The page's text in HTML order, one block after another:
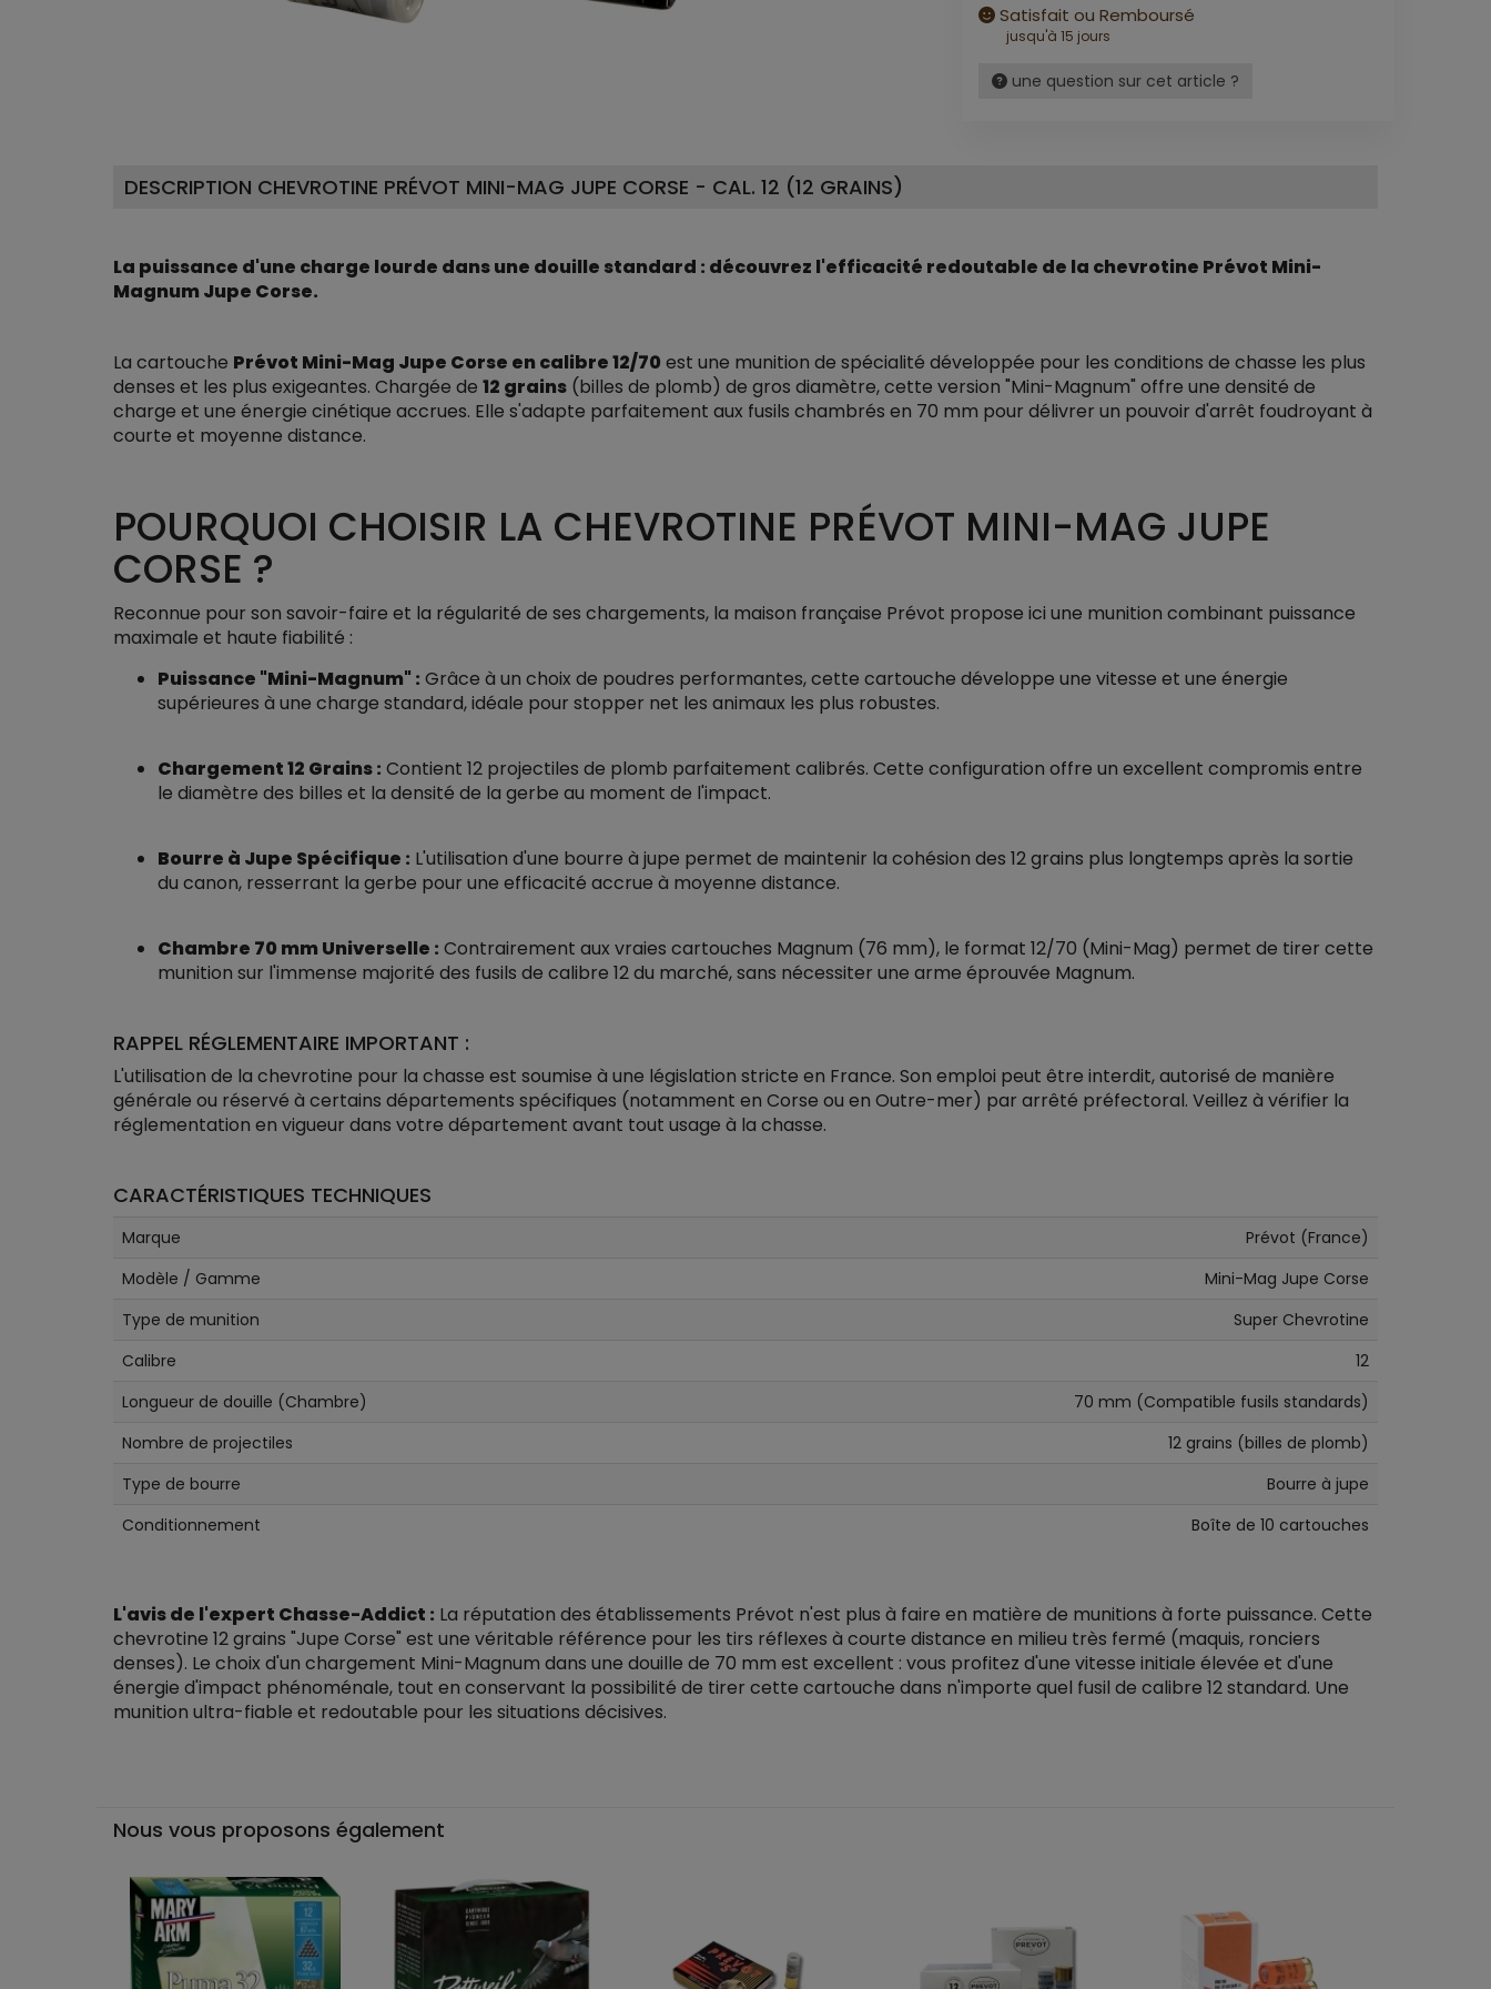
Satisfait ou Remboursé
jusqu'à 15 jours
une question sur cet article ?
DESCRIPTION CHEVROTINE PRÉVOT MINI-MAG JUPE CORSE - CAL. 12 (12 GRAINS)
La puissance d'une charge lourde dans une douille standard : découvrez l'efficacité redoutable de la chevrotine Prévot Mini-
Magnum Jupe Corse.
La cartouche Prévot Mini-Mag Jupe Corse en calibre 12/70 est une munition de spécialité développée pour les conditions de chasse les plus
denses et les plus exigeantes. Chargée de 12 grains (billes de plomb) de gros diamètre, cette version "Mini-Magnum" offre une densité de
charge et une énergie cinétique accrues. Elle s'adapte parfaitement aux fusils chambrés en 70 mm pour délivrer un pouvoir d'arrêt foudroyant à
courte et moyenne distance.
POURQUOI CHOISIR LA CHEVROTINE PRÉVOT MINI-MAG JUPE
CORSE ?
Reconnue pour son savoir-faire et la régularité de ses chargements, la maison française Prévot propose ici une munition combinant puissance
maximale et haute fiabilité :
Puissance "Mini-Magnum" : Grâce à un choix de poudres performantes, cette cartouche développe une vitesse et une énergie
supérieures à une charge standard, idéale pour stopper net les animaux les plus robustes.
Chargement 12 Grains : Contient 12 projectiles de plomb parfaitement calibrés. Cette configuration offre un excellent compromis entre
le diamètre des billes et la densité de la gerbe au moment de l'impact.
Bourre à Jupe Spécifique : L'utilisation d'une bourre à jupe permet de maintenir la cohésion des 12 grains plus longtemps après la sortie
du canon, resserrant la gerbe pour une efficacité accrue à moyenne distance.
Chambre 70 mm Universelle : Contrairement aux vraies cartouches Magnum (76 mm), le format 12/70 (Mini-Mag) permet de tirer cette
munition sur l'immense majorité des fusils de calibre 12 du marché, sans nécessiter une arme éprouvée Magnum.
RAPPEL RÉGLEMENTAIRE IMPORTANT :
L'utilisation de la chevrotine pour la chasse est soumise à une législation stricte en France. Son emploi peut être interdit, autorisé de manière
générale ou réservé à certains départements spécifiques (notamment en Corse ou en Outre-mer) par arrêté préfectoral. Veillez à vérifier la
réglementation en vigueur dans votre département avant tout usage à la chasse.
CARACTÉRISTIQUES TECHNIQUES
Marque
Prévot (France)
Modèle / Gamme
Mini-Mag Jupe Corse
Type de munition
Super Chevrotine
Calibre
12
Longueur de douille (Chambre)
70 mm (Compatible fusils standards)
Nombre de projectiles
12 grains (billes de plomb)
Type de bourre
Bourre à jupe
Conditionnement
Boîte de 10 cartouches
L'avis de l'expert Chasse-Addict : La réputation des établissements Prévot n'est plus à faire en matière de munitions à forte puissance. Cette
chevrotine 12 grains "Jupe Corse" est une véritable référence pour les tirs réflexes à courte distance en milieu très fermé (maquis, ronciers
denses). Le choix d'un chargement Mini-Magnum dans une douille de 70 mm est excellent : vous profitez d'une vitesse initiale élevée et d'une
énergie d'impact phénoménale, tout en conservant la possibilité de tirer cette cartouche dans n'importe quel fusil de calibre 12 standard. Une
munition ultra-fiable et redoutable pour les situations décisives.
Nous vous proposons également